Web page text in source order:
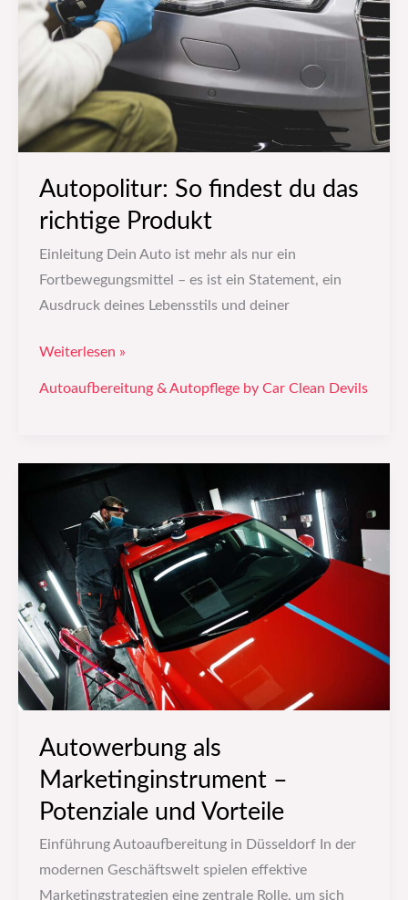
Autopolitur: So findest du das
richtige Produkt
Einleitung Dein Auto ist mehr als nur ein
Fortbewegungsmittel – es ist ein Statement, ein
Ausdruck deines Lebensstils und deiner
das
richtige
Weiterlesen »
Autoaufbereitung & Autopflege by Car Clean Devils
Autowerbung als
Marketinginstrument –
Potenziale und Vorteile
Einführung Autoaufbereitung in Düsseldorf In der
modernen Geschäftswelt spielen effektive
Marketingstrategien eine zentrale Rolle, um sich
Autowerbung
Marketinginstrument
Potenziale
und
Vorteile